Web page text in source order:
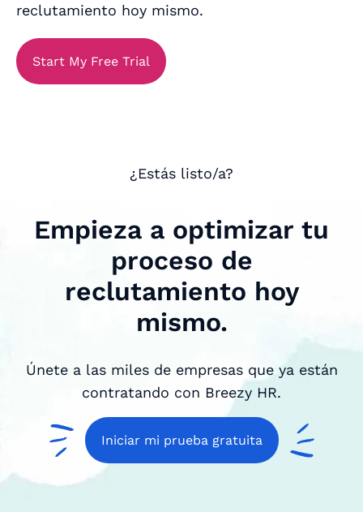
reclutamiento hoy mismo.
Start My Free Trial
¿Estás listo/a?
Empieza a optimizar tu
proceso de
reclutamiento hoy
mismo.
Únete a las miles de empresas que ya están
contratando con Breezy HR.
Iniciar mi prueba gratuita